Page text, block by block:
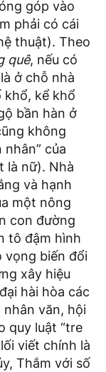
góp vào
phải có cái
thuật). Theo
quê, nếu có
ở chỗ nhà
khổ, kể khổ
bần hàn ở
không
của
là nữ). Nhà
và hạnh
một nông
con đường
tô đậm hình
vọng biến đổi
xây hiệu
hài hòa các
văn, hội
quy luật “tre
viết chính là
Thắm với số